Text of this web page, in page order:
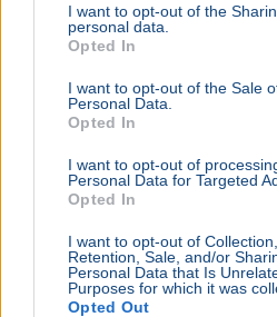
I want to opt-out of the
personal data.
Opted In
I want to opt-out of the Sale
Personal Data.
Opted In
I want to opt-out of
Personal Data for Targeted
Opted In
I want to opt-out of
Retention, Sale, and/or
Personal Data that Is
Purposes for which it was
Opted Out
cseréjére kellene költeni
A magyar víziközmű-hálózat
kritikus állapotban van, a
pedig exponenciálisan nő.
rezsicsökk...
BELFÖLD 2026. augusztus 10.
300 milliárd forintot
kormány a zuglói